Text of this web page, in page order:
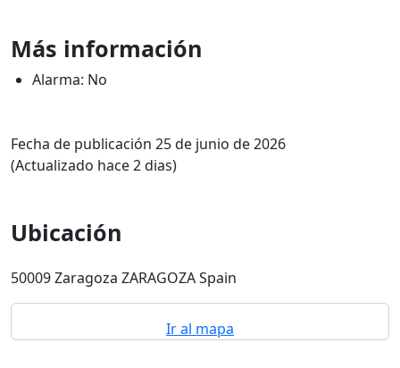
Más información
Alarma: No
Fecha de publicación 25 de junio de 2026
(Actualizado hace 2 dias)
Ubicación
50009 Zaragoza ZARAGOZA Spain
Ir al mapa